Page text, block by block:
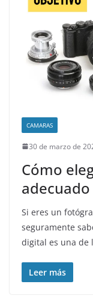
CAMARAS
30 de marzo de
Cómo
Si eres un
seguramente
digital es una de
Leer más